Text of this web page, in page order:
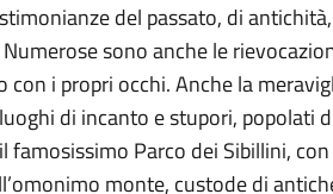
del passato, di
sono anche le
i propri occhi. Anche la
di incanto e stupori, popolati
famosissimo Parco dei Sibillini,
monte, custode di